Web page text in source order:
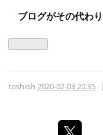
ブログがその代わ
toshioh 2020-02-03 20:35